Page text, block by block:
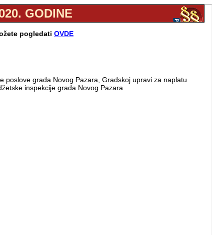
GODINE
pogledati OVDE
poslove grada Novog Pazara, Gradskoj upravi za naplatu
inspekcije grada Novog Pazara